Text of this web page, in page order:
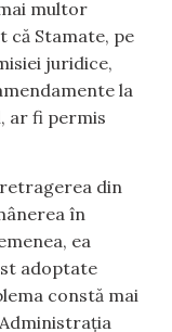
multor
că Stamate, pe
juridice,
la
ar fi permis
din
în
ea
adoptate
constă mai